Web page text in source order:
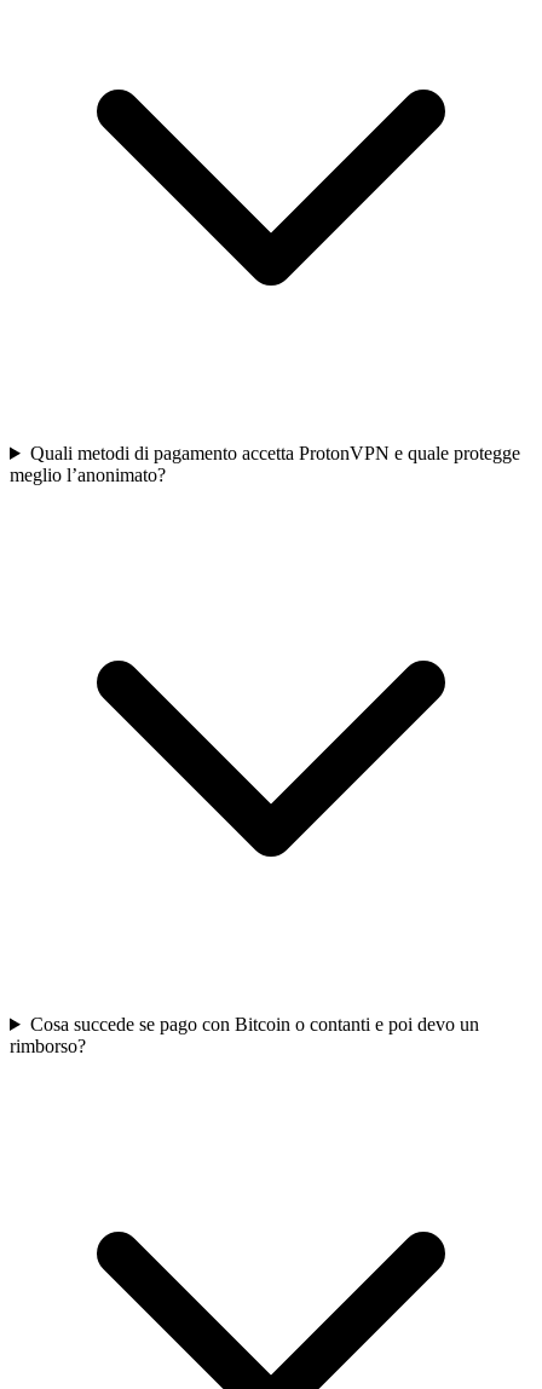
Quali metodi di pagamento accetta ProtonVPN e quale protegge
meglio l’anonimato?
Cosa succede se pago con Bitcoin o contanti e poi devo un
rimborso?